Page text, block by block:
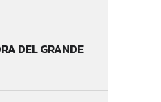
DEL GRANDE